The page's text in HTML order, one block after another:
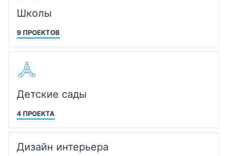
Школы
9 ПРОЕКТОВ
Детские сады
4 ПРОЕКТА
Дизайн интерьера